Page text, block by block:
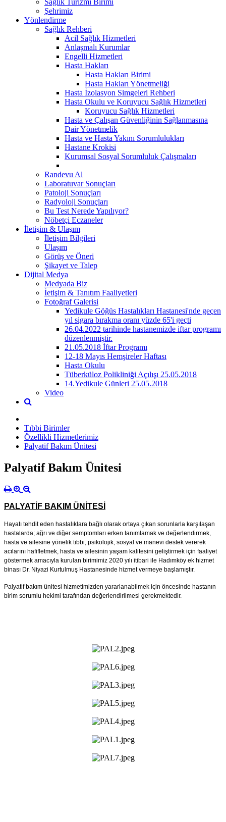
Şehrimiz
Yönlendirme
Sağlık Rehberi
Acil Sağlık Hizmetleri
Anlaşmalı Kurumlar
Engelli Hizmetleri
Hasta Hakları
Hasta Hakları Birimi
Hasta Hakları Yönetmeliği
Hasta İzolasyon Simgeleri Rehberi
Hasta Okulu ve Koruyucu Sağlık Hizmetleri
Koruyucu Sağlık Hizmetleri
Hasta ve Çalışan Güvenliğinin Sağlanmasına
Dair Yönetmelik
Hasta ve Hasta Yakını Sorumlulukları
Hastane Krokisi
Kurumsal Sosyal Sorumluluk Çalışmaları
Randevu Al
Laboratuvar Sonuçları
Patoloji Sonuçları
Radyoloji Sonuçları
Bu Test Nerede Yapılıyor?
Nöbetçi Eczaneler
İletişim & Ulaşım
İletişim Bilgileri
Ulaşım
Görüş ve Öneri
Şikayet ve Talep
Dijital Medya
Medyada Biz
İetişim & Tanıtım Faaliyetleri
Fotoğraf Galerisi
Yedikule Göğüs Hastalıkları Hastanesi'nde geçen
yıl sigara bırakma oranı yüzde 65'i geçti
26.04.2022 tarihinde hastanemizde iftar programı
düzenlenmiştir.
21.05.2018 İftar Programı
12-18 Mayıs Hemşireler Haftası
Hasta Okulu
Tüberküloz Polikliniği Açılışı 25.05.2018
14.Yedikule Günleri 25.05.2018
Video
Tıbbi Birimler
Özellikli Hizmetlerimiz
Palyatif Bakım Ünitesi
Palyatif Bakım Ünitesi
PALYATİF BAKIM ÜNİTESİ
Hayatı tehdit eden hastalıklara bağlı olarak ortaya çıkan sorunlarla karşılaşan
hastalarda; ağrı ve diğer semptomları erken tanımlamak ve değerlendirmek,
hasta ve ailesine yönelik tıbbi, psikolojik, sosyal ve manevi destek vererek
acılarını hafifletmek, hasta ve ailesinin yaşam kalitesini geliştirmek için faaliyet
göstermek amacıyla kurulan birimimiz 2020 yılı itibari ile Hadımköy ek hizmet
binası Dr. Niyazi Kurtulmuş Hastanesinde hizmet vermeye başlamıştır.
Palyatif bakım ünitesi hizmetimizden yararlanabilmek için öncesinde hastanın
birim sorumlu hekimi tarafından değerlendirilmesi gerekmektedir.